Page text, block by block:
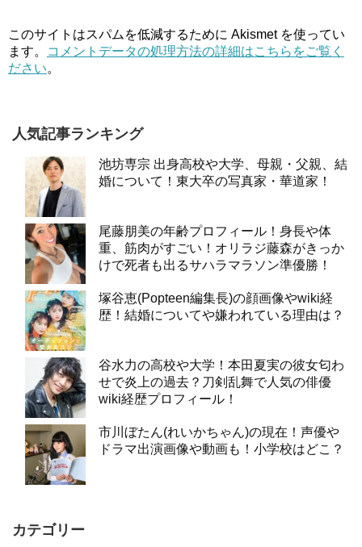
このサイトはスパムを低減するために Akismet を使ってい
ます。
コメントデータの処理方法の詳細はこちらをご覧く
ださい。
人気記事ランキング
池坊専宗 出身高校や大学、母親・父親、結
婚について！東大卒の写真家・華道家！
尾藤朋美の年齢プロフィール！身長や体
重、筋肉がすごい！オリラジ藤森がきっか
けで死者も出るサハラマラソン準優勝！
塚谷恵(Popteen編集長)の顔画像やwiki経
歴！結婚についてや嫌われている理由は？
谷水力の高校や大学！本田夏実の彼女匂わ
せで炎上の過去？刀剣乱舞で人気の俳優
wiki経歴プロフィール！
市川ぼたん(れいかちゃん)の現在！声優や
ドラマ出演画像や動画も！小学校はどこ？
カテゴリー